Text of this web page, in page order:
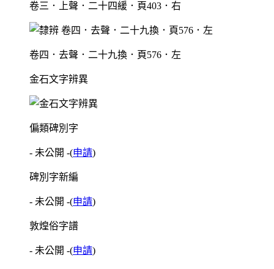
卷三．上聲．二十四緩．頁403．右
卷四．去聲．二十九換．頁576．左
金石文字辨異
偏類碑別字
- 未公開 -(申請)
碑別字新編
- 未公開 -(申請)
敦煌俗字譜
- 未公開 -(申請)